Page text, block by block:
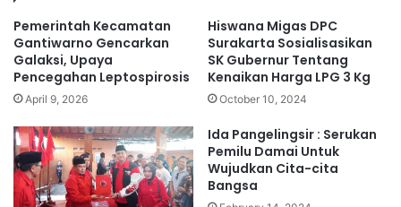
Pemerintah Kecamatan
Gantiwarno Gencarkan
Galaksi, Upaya
Pencegahan Leptospirosis
April 9, 2026
Hiswana Migas DPC
Surakarta Sosialisasikan
SK Gubernur Tentang
Kenaikan Harga LPG 3 Kg
October 10, 2024
Ida Pangelingsir : Serukan
Pemilu Damai Untuk
Wujudkan Cita-cita
Bangsa